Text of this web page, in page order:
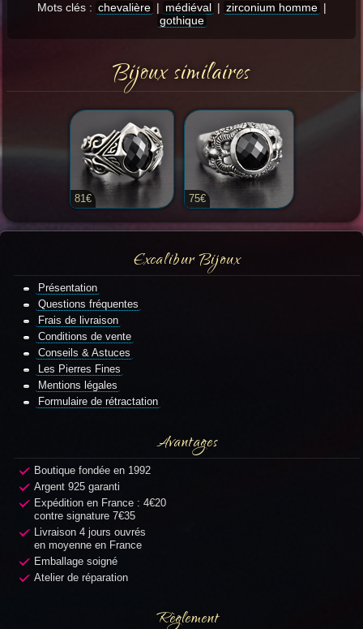
Mots clés : chevalière | médiéval | zirconium homme |
gothique
Bijoux similaires
81€ 75€
Excalibur Bijoux
Présentation
Questions fréquentes
Frais de livraison
Conditions de vente
Conseils & Astuces
Les Pierres Fines
Mentions légales
Formulaire de rétractation
Avantages
Boutique fondée en 1992
Argent 925 garanti
Expédition en France : 4€20
contre signature 7€35
Livraison 4 jours ouvrés
en moyenne en France
Emballage soigné
Atelier de réparation
Règlement